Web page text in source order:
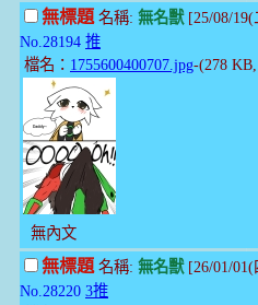
無標題名稱: 無名獸[25/08/19(
No.28194 推
檔名： 1755600400707.jpg-(278
無內文
無標題名稱: 無名獸[26/01/01(
No.28220 3推